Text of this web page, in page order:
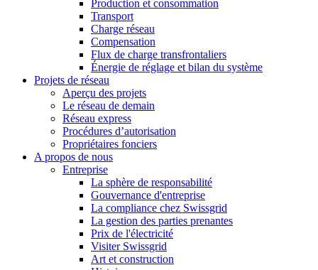
Production et consommation
Transport
Charge réseau
Compensation
Flux de charge transfrontaliers
Énergie de réglage et bilan du système
Projets de réseau
Aperçu des projets
Le réseau de demain
Réseau express
Procédures d’autorisation
Propriétaires fonciers
A propos de nous
Entreprise
La sphère de responsabilité
Gouvernance d'entreprise
La compliance chez Swissgrid
La gestion des parties prenantes
Prix de l'électricité
Visiter Swissgrid
Art et construction